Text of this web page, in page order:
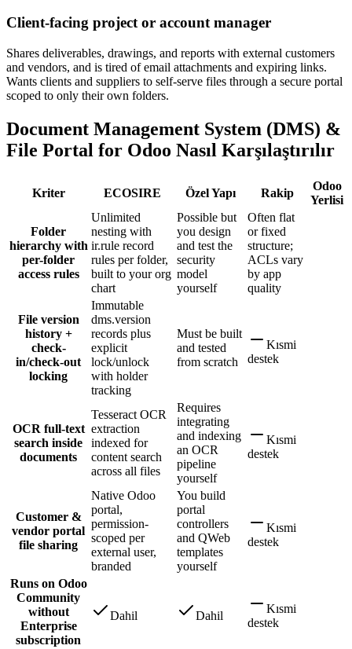
Client-facing project or account manager
Shares deliverables, drawings, and reports with external customers
and vendors, and is tired of email attachments and expiring links.
Wants clients and suppliers to self-serve files through a secure portal
scoped to only their own folders.
Document Management System (DMS) &
File Portal for Odoo Nasıl Karşılaştırılır
Kriter ECOSIRE Özel Yapı Rakip
Odoo
Yerlisi
Folder
hierarchy with
per-folder
access rules
Unlimited
nesting with
ir.rule record
rules per folder,
built to your org
chart
Possible but
you design
and test the
security
model
yourself
Often flat
or fixed
structure;
ACLs vary
by app
quality
File version
history +
check-
in/check-out
locking
Immutable
dms.version
records plus
explicit
lock/unlock
with holder
tracking
Must be built
and tested
from scratch
Kısmi
destek
OCR full-text
search inside
documents
Tesseract OCR
extraction
indexed for
content search
across all files
Requires
integrating
and indexing
an OCR
pipeline
yourself
Kısmi
destek
Customer &
vendor portal
file sharing
Native Odoo
portal,
permission-
scoped per
external user,
branded
You build
portal
controllers
and QWeb
templates
yourself
Kısmi
destek
Runs on Odoo
Community
without
Enterprise
subscription
Dahil Dahil
Kısmi
destek